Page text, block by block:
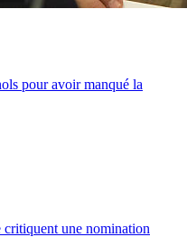
pour avoir manqué la
une nomination